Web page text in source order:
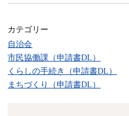
カテゴリー
自治会
市民協働課（申請書DL）
くらしの手続き（申請書DL）
まちづくり（申請書DL）